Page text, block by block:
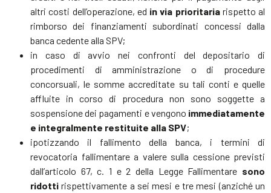
altri costi dell’operazione, ed in via prioritariarispetto al
rimborso dei finanziamenti subordinati concessi dalla
banca cedente alla SPV;
in caso di avvio nei confronti del depositario di
procedimenti di amministrazione o di procedure
concorsuali, le somme accreditate su tali conti e quelle
affluite in corso di procedura non sono soggette a
sospensione dei pagamenti e vengono immediatamente
e integralmente restituite alla SPV;
ipotizzando il fallimento della banca, i termini di
revocatoria fallimentare a valere sulla cessione previsti
dall’articolo 67, c. 1 e 2 della Legge Fallimentare sono
ridotti rispettivamente a sei mesi e tre mesi (anziché un